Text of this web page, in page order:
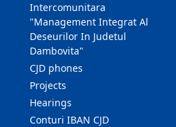
Intercomunitara
"Management Integrat Al
Deseurilor In Judetul
Dambovita"
CJD phones
Projects
Hearings
Conturi IBAN CJD